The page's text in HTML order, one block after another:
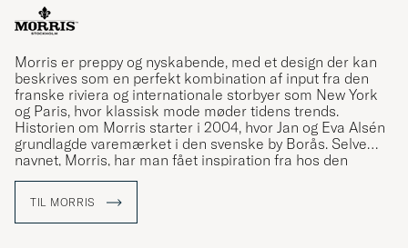
fint med skjorte under.
Riktigt skön och passade perfekt
RASMUS P KØBTE PÅ CAREOFCARL.SE
Kjempe flott. God kvalitet😊
Morris er preppy og nyskabende, med et design der kan
beskrives som en perfekt kombination af input fra den
franske riviera og internationale storbyer som New York
og Paris, hvor klassisk mode møder tidens trends.
Historien om Morris starter i 2004, hvor Jan og Eva Alsén
grundlagde varemærket i den svenske by Borås. Selve
navnet, Morris, har man fået inspiration fra hos den
klassiske herretøjsbutik fra Stockholm ved samma navn,
TIL MORRIS